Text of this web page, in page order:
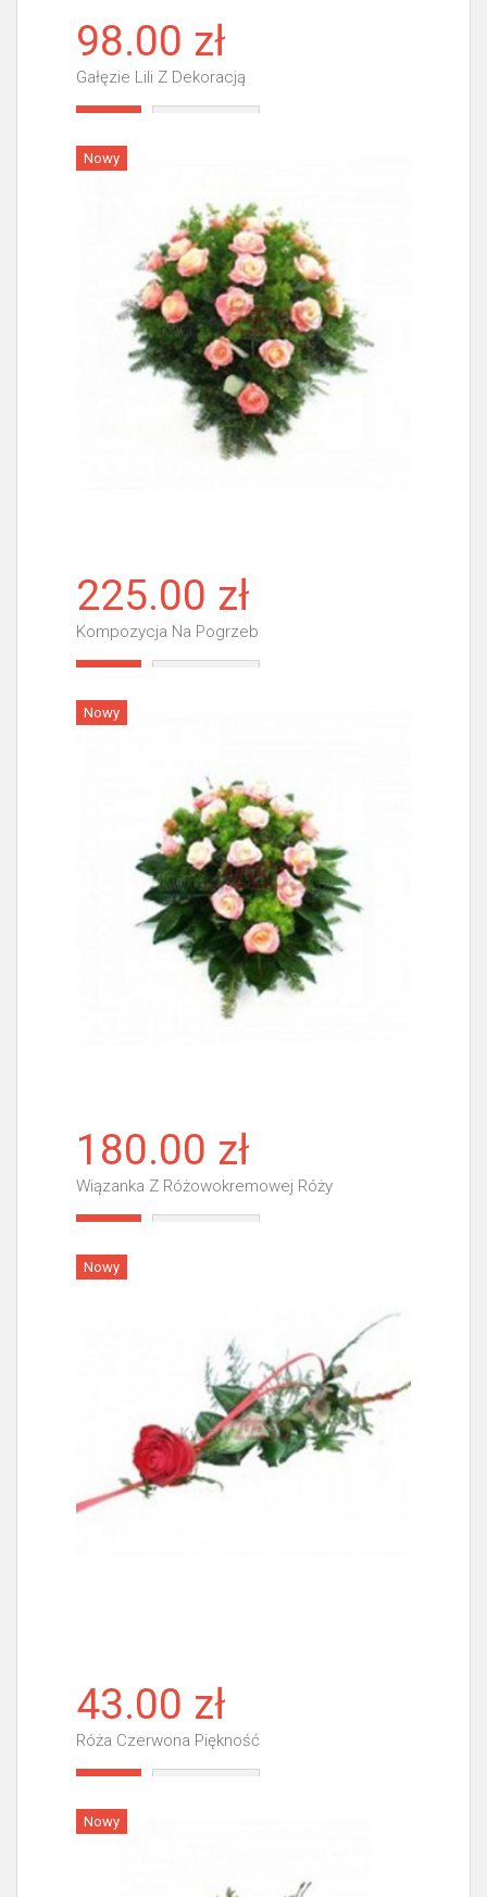
98.00 zł
Gałęzie Lili Z Dekoracją
Nowy
225.00 zł
Kompozycja Na Pogrzeb
Nowy
180.00 zł
Wiązanka Z Różowokremowej Róży
Nowy
43.00 zł
Róża Czerwona Piękność
Nowy